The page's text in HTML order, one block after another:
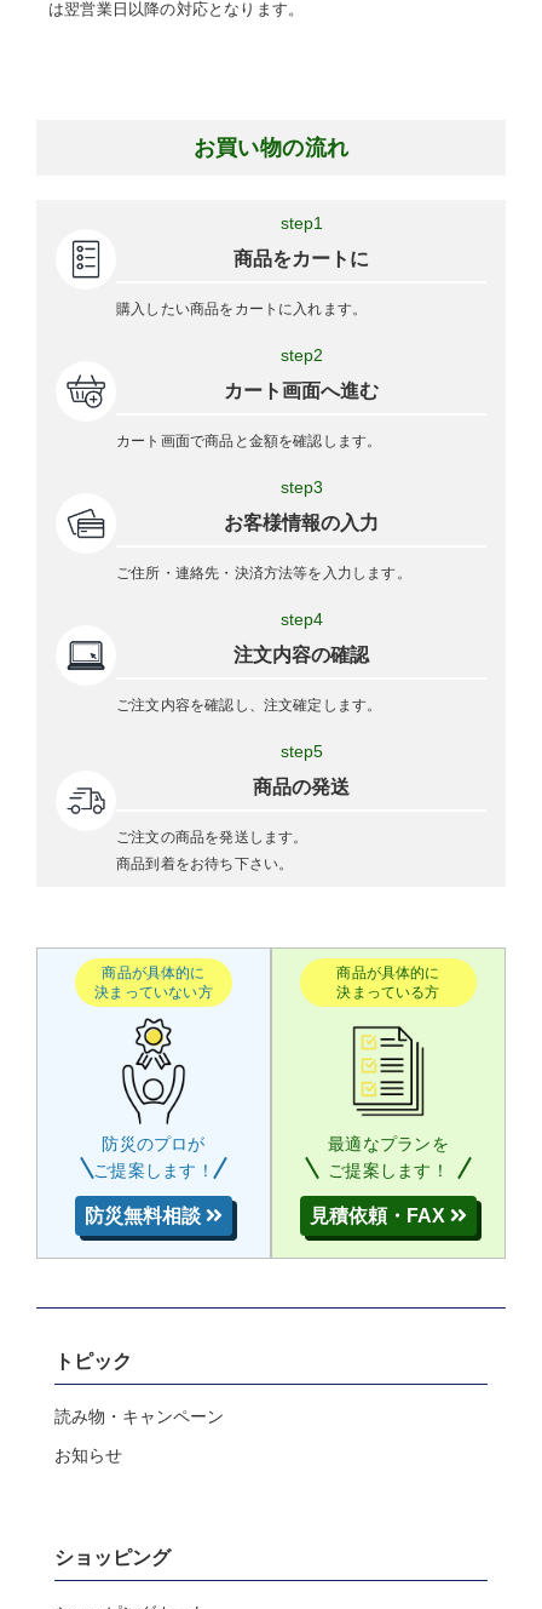
は翌営業日以降の対応となります。
お買い物の流れ
step1
商品をカートに
購入したい商品をカートに入れます。
step2
カート画面へ進む
カート画面で商品と金額を確認します。
step3
お客様情報の入力
ご住所・連絡先・決済方法等を入力します。
step4
注文内容の確認
ご注文内容を確認し、注文確定します。
step5
商品の発送
ご注文の商品を発送します。
商品到着をお待ち下さい。
商品が具体的に
決まっていない方
防災のプロが
ご提案します！
防災無料相談
商品が具体的に
決まっている方
最適なプランを
ご提案します！
見積依頼・FAX
トピック
読み物・キャンペーン
お知らせ
ショッピング